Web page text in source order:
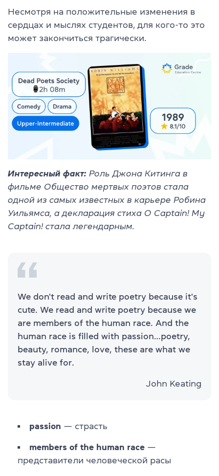
Несмотря на положительные изменения в
сердцах и мыслях студентов, для кого-то это
может закончиться трагически.
Интересный факт: Роль Джона Китинга в
фильме Общество мертвых поэтов стала
одной из самых известных в карьере Робина
Уильямса, а декларация стиха О Captain! My
Captain! стала легендарным.
We don't read and write poetry because it's
cute. We read and write poetry because we
are members of the human race. And the
human race is filled with passion…poetry,
beauty, romance, love, these are what we
stay alive for.
John Keating
passion — страсть
members of the human race —
представители человеческой расы